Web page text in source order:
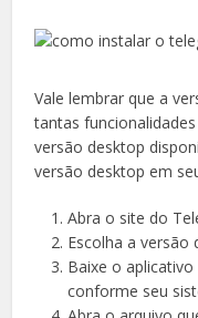
Vale lembrar que a
tantas
versão desktop
versão desktop em
Abra o site do
Escolha a versão
Baixe o
conforme seu